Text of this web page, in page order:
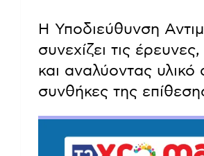
Η Υποδιεύθυνση
συνεχίζει τις
και αναλύοντας
συνθήκες της